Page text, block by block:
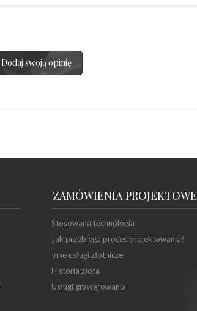
Dodaj swoją opinię
ZAMÓWIENIA PROJEKTOWE
Stosowana technologia
Jak przebiega proces projektowania?
Inne usługi złotnicze
Historia złota
Usługi grawerowania